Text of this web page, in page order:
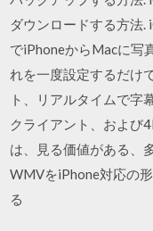
ダウンロードする方法.
でiPhoneからMacに写
れを一度設定するだけ
ト、リアルタイムで字
クライアント、および
は、見る価値がある、
WMVをiPhone対応の
る